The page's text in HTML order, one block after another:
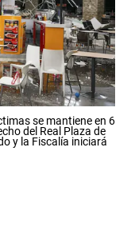
se mantiene en 6
del Real Plaza de
y la Fiscalía iniciará